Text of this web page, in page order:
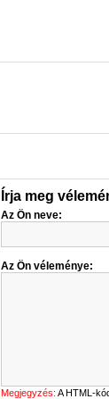
Írja meg
Az Ön neve:
Az Ön véleménye:
Megjegyzés: A HTML-